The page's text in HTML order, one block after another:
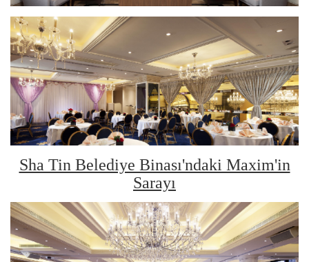
Sha Tin Belediye Binası'ndaki Maxim'in
Sarayı